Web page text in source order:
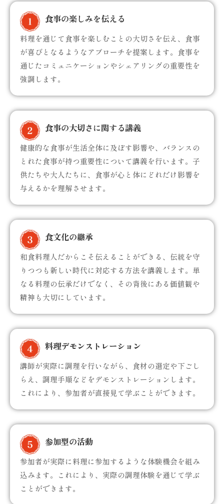
食事の楽しみを伝える
料理を通じて食事を楽しむことの大切さを伝え、食事
が喜びとなるようなアプローチを提案します。食事を
通じたコミュニケーションやシェアリングの重要性を
強調します。
食事の大切さに関する講義
健康的な食事が生活全体に及ぼす影響や、バランスの
とれた食事が持つ重要性について講義を行います。子
供たちや大人たちに、食事が心と体にどれだけ影響を
与えるかを理解させます。
食文化の継承
和食料理人だからこそ伝えることができる、伝統を守
りつつも新しい時代に対応する方法を講義します。単
なる料理の伝承だけでなく、その背後にある価値観や
精神も大切にしています。
料理デモンストレーション
講師が実際に調理を行いながら、食材の選定や下ごし
らえ、調理手順などをデモンストレーションします。
これにより、参加者が直接見て学ぶことができます。
参加型の活動
参加者が実際に料理に参加するような体験機会を組み
込みます。これにより、実際の調理体験を通じて学ぶ
ことができます。